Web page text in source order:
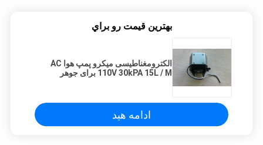
بهترين قيمت رو براي
الکترومغناطیسی میکرو پمپ هوا AC
110V 30kPA 15L / M برای جوهر
ادامه هید